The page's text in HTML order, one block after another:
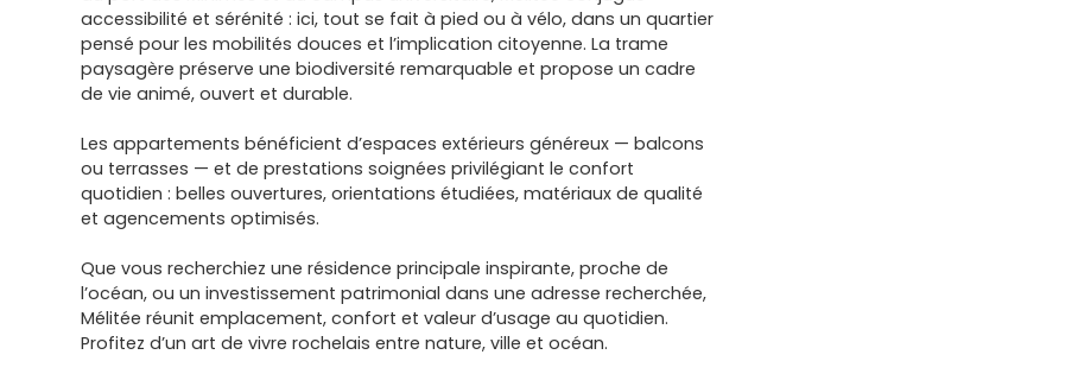
accessibilité et sérénité : ici, tout se fait à pied ou à vélo, dans un quartier
pensé pour les mobilités douces et l’implication citoyenne. La trame
paysagère préserve une biodiversité remarquable et propose un cadre
de vie animé, ouvert et durable.
Les appartements bénéficient d’espaces extérieurs généreux — balcons
ou terrasses — et de prestations soignées privilégiant le confort
quotidien : belles ouvertures, orientations étudiées, matériaux de qualité
et agencements optimisés.
Que vous recherchiez une résidence principale inspirante, proche de
l’océan, ou un investissement patrimonial dans une adresse recherchée,
Mélitée réunit emplacement, confort et valeur d’usage au quotidien.
Profitez d’un art de vivre rochelais entre nature, ville et océan.